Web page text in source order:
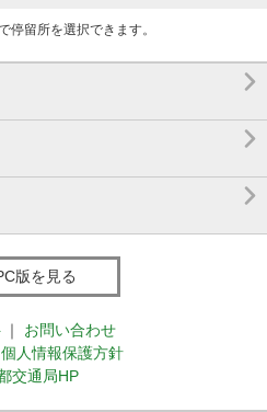
停留所を選択できます。



版を見る
｜
お問い合わせ
個人情報保護方針
交通局HP